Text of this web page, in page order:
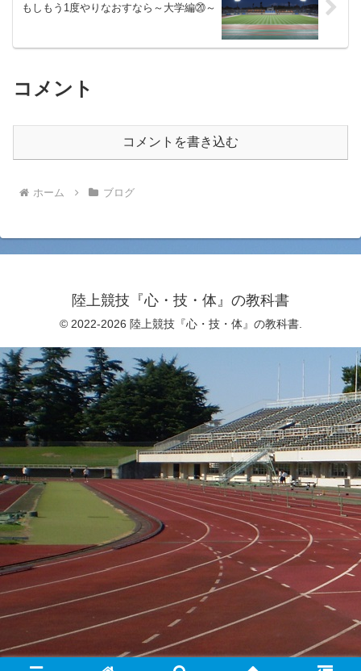
もしもう1度やりなおすなら～大学編⑳～
コメント
コメントを書き込む
ホーム ブログ
陸上競技『心・技・体』の教科書
© 2022-2026 陸上競技『心・技・体』の教科書.